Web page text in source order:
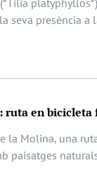
seva presència a
ruta en
la Molina, una
paisatges